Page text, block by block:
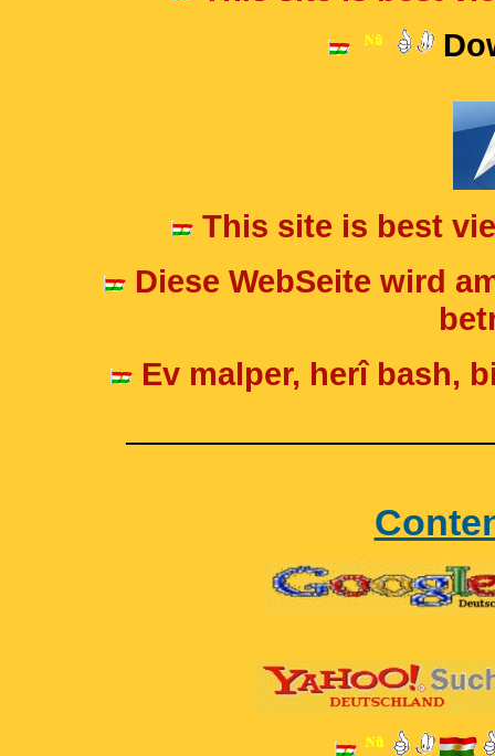
This site is best
Diese WebSeite wird
Ev malper, herî bash,